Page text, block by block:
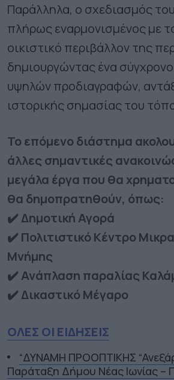
Παράλληλα, ο σχεδιασμός
πλήρως εναρμονισμένος με
οικιστικό περιβάλλον της
δημιουργώντας ένα
υψηλών προδιαγραφών,
ιστορικής σημασίας του
Το επόμενο διάστημα
άλλες σημαντικές
μεγάλα έργα που θα
θα δημοπρατηθούν, όπως:
✔️ Δημοτική Αγορά
✔️ Πολιτιστικό Κέντρο
Μνήμης
✔️ Ανάπλαση παραλίας
✔️ Δικαστικό Μέγαρο
ΟΛΕΣ ΟΙ ΕΙΔΗΣΕΙΣ
“ΔΥΝΑΜΗ ΠΡΟΟΠΤΙΚΗΣ
Παράταξη Δήμου Νέας Ιωνίας –